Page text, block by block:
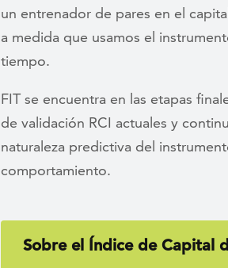
un entrenador de pares en el
a medida que usamos el
tiempo.
FIT se encuentra en las etapas
de validación RCI actuales y
naturaleza predictiva del
comportamiento.
Sobre el Índice de Capital